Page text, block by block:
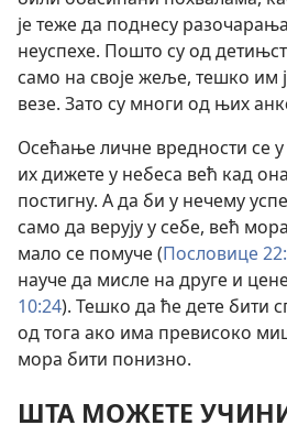
је теже да поднесу
неуспехе. Пошто су од
само на своје жеље, тешко им
везе. Зато су многи од њих
Осећање личне вредности се
их дижете у небеса већ кад
постигну. А да би у нечему
само да верују у себе, већ
мало се помуче (Пословице
науче да мисле на друге и
10:24). Тешко да ће дете бити
од тога ако има превисоко
мора бити понизно.
ШТА МОЖЕТЕ